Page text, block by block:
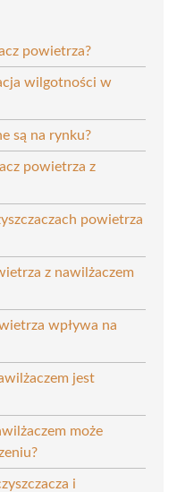
powietrza?
wilgotności w
są na rynku?
powietrza z
powietrza
z nawilżaczem
wpływa na
jest
może
i